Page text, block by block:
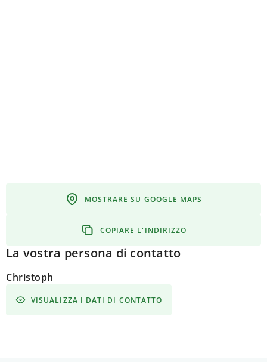
MOSTRARE SU GOOGLE MAPS
COPIARE L'INDIRIZZO
La vostra persona di contatto
Christoph
VISUALIZZA I DATI DI CONTATTO